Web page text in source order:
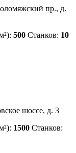
пр., д.
500 Станков: 10
шоссе, д. 3
1500 Станков: